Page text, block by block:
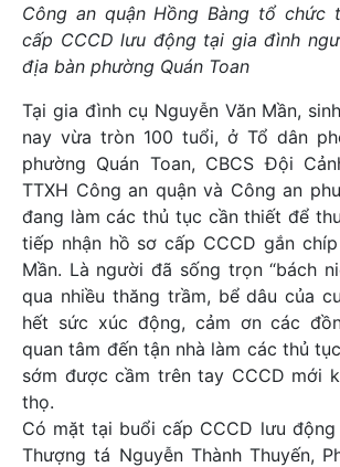
Công an quận Hồng Bàng tổ chức
cấp CCCD lưu động tại gia đình
địa bàn phường Quán Toan
Tại gia đình cụ Nguyễn Văn Mần,
nay vừa tròn 100 tuổi, ở Tổ dân
phường Quán Toan, CBCS Đội
TTXH Công an quận và Công an
đang làm các thủ tục cần thiết để
tiếp nhận hồ sơ cấp CCCD gắn
Mần. Là người đã sống trọn “bách
qua nhiều thăng trầm, bể dâu của
hết sức xúc động, cảm ơn các
quan tâm đến tận nhà làm các thủ
sớm được cầm trên tay CCCD mới
thọ.
Có mặt tại buổi cấp CCCD lưu động
Thượng tá Nguyễn Thành Thuyến,